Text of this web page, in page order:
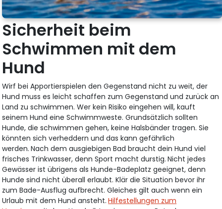
Sicherheit beim
Schwimmen mit dem
Hund
Wirf bei Apportierspielen den Gegenstand nicht zu weit, der
Hund muss es leicht schaffen zum Gegenstand und zurück an
Land zu schwimmen. Wer kein Risiko eingehen will, kauft
seinem Hund eine Schwimmweste. Grundsätzlich sollten
Hunde, die schwimmen gehen, keine Halsbänder tragen. Sie
könnten sich verheddern und das kann gefährlich
werden. Nach dem ausgiebigen Bad braucht dein Hund viel
frisches Trinkwasser, denn Sport macht durstig. Nicht jedes
Gewässer ist übrigens als Hunde-Badeplatz geeignet, denn
Hunde sind nicht überall erlaubt. Klär die Situation bevor ihr
zum Bade-Ausflug aufbrecht. Gleiches gilt auch wenn ein
Urlaub mit dem Hund ansteht. Hilfestellungen zum